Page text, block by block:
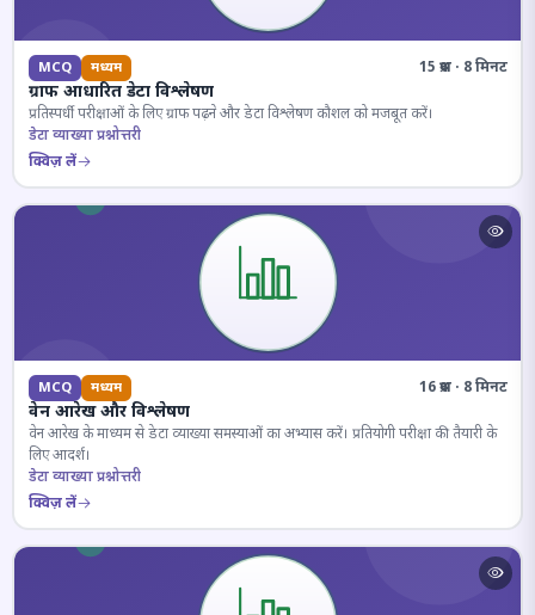
MCQ मध्यम 15 प्रश्न · 8 मिनट
ग्राफ आधारित डेटा विश्लेषण
प्रतिस्पर्धी परीक्षाओं के लिए ग्राफ पढ़ने और डेटा विश्लेषण कौशल को मजबूत करें।
डेटा व्याख्या प्रश्नोत्तरी
क्विज़ लें
MCQ मध्यम 16 प्रश्न · 8 मिनट
वेन आरेख और विश्लेषण
वेन आरेख के माध्यम से डेटा व्याख्या समस्याओं का अभ्यास करें। प्रतियोगी परीक्षा की तैयारी के
लिए आदर्श।
डेटा व्याख्या प्रश्नोत्तरी
क्विज़ लें